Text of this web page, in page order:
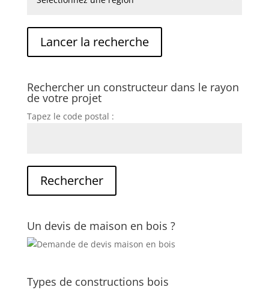
Rechercher un constructeur dans le rayon
de votre projet
Tapez le code postal :
Un devis de maison en bois ?
Types de constructions bois